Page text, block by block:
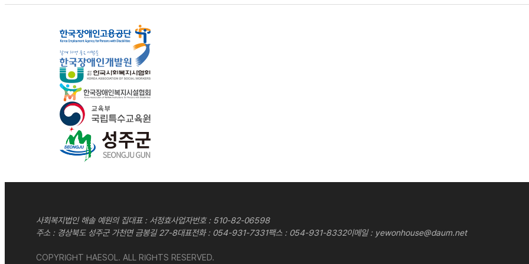
사회복지법인 해솔 예원의 집대표 : 서정효사업자번호 : 510-82-06598
주소 : 경상북도 성주군 가천면 금봉길 27-8대표전화 : 054-931-7331팩스 : 054-931-8332이메일 : yewonhouse@daum.net
COPYRIGHT HAESOL. ALL RIGHTS RESERVED.